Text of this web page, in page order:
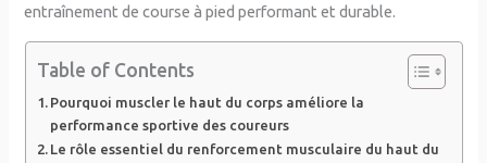
entraînement de course à pied performant et durable.
Table of Contents
Pourquoi muscler le haut du corps améliore la
performance sportive des coureurs
Le rôle essentiel du renforcement musculaire du haut du